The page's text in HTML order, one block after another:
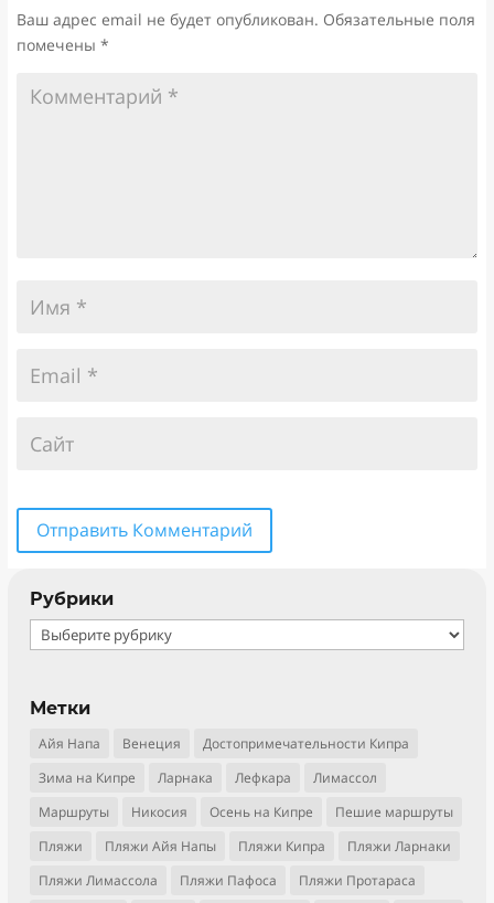
Ваш адрес email не будет опубликован. Обязательные поля
помечены*
Отправить Комментарий
Рубрики
Рубрики
Метки
Айя Напа Венеция
Достопримечательности Кипра
Зима на Кипре
Ларнака Лефкара
Лимассол
Маршруты
Никосия Осень на Кипре
Пешие маршруты
Пляжи
Пляжи Айя Напы Пляжи Кипра
Пляжи Ларнаки
Пляжи Лимассола
Пляжи Пафоса
Пляжи Протараса